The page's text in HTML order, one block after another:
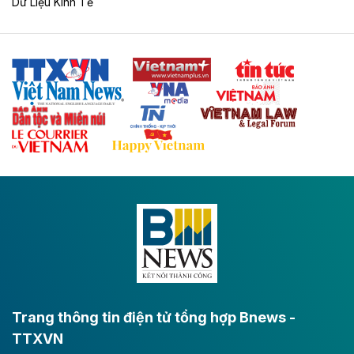
Thái Nguyên và các tỉnh trung du, miền núi phía Bắc
với hệ thống cửa khẩu quốc tế tại Lạng Sơn.
Theo baodautu.vn
Đề xuất đầu tư 11.500 tỷ đồng xây dựng cao
tốc CT.11 qua Ninh Bình
Đông A dài khoảng 25,1 km được kỳ vọng sẽ tạo động
lực phát triển kinh tế - xã hội khu vực phía Nam đồng
Long Thành
Tổng công ty Cảng hàng không Việt Nam - CTCP
Trang thông tin điện tử tổng hợp Bnews -
TTXVN